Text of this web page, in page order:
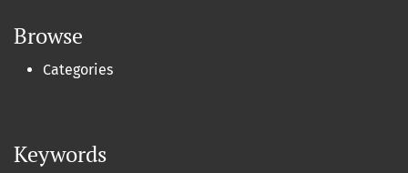
Browse
Categories
Keywords